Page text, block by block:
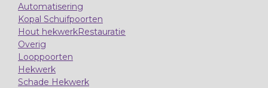
Automatisering
Kopal Schuifpoorten
Hout hekwerkRestauratie
Overig
Looppoorten
Hekwerk
Schade Hekwerk